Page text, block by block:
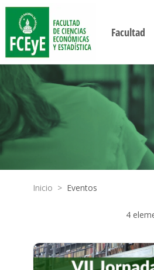
Facultad
Inicio > Eventos
4